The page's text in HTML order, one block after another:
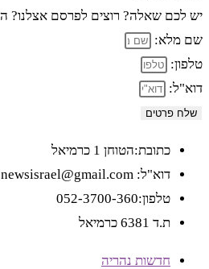
יש לכם שאלה? רוצים לפרסם אצלנו?
שם מלא:
טלפון:
דוא"ל:
שלח פרטים
כתובת:הטוחן 1 כרמיאל
דוא"ל: msnewsisrael@gmail.com
טלפון:052-3700-360
ת.ד 6381 כרמיאל
חדשות נהריה